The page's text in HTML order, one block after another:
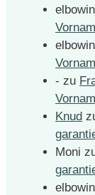
elbowin
elbowin
- zu
Knud
Moni
elbowin